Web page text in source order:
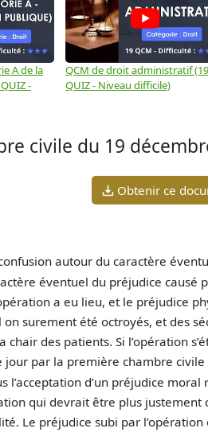
A de la
-
QCM de droit administratif (19
QUIZ - Niveau difficile)
civile du 19
Obtenir ce
autour du caractère
éventuel du préjudice causé
a eu lieu, et le préjudice
surement été octroyés, et des
chair des patients. Si l’opération
jour par la première chambre
l’acceptation d’un préjudice
qui devrait être plus
Le préjudice subi par